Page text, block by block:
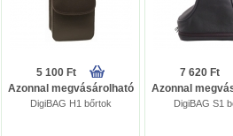
5 100 Ft
Azonnal megvásárolható
DigiBAG H1 bőrtok
7 620 Ft
Azonnal
DigiBAG S1